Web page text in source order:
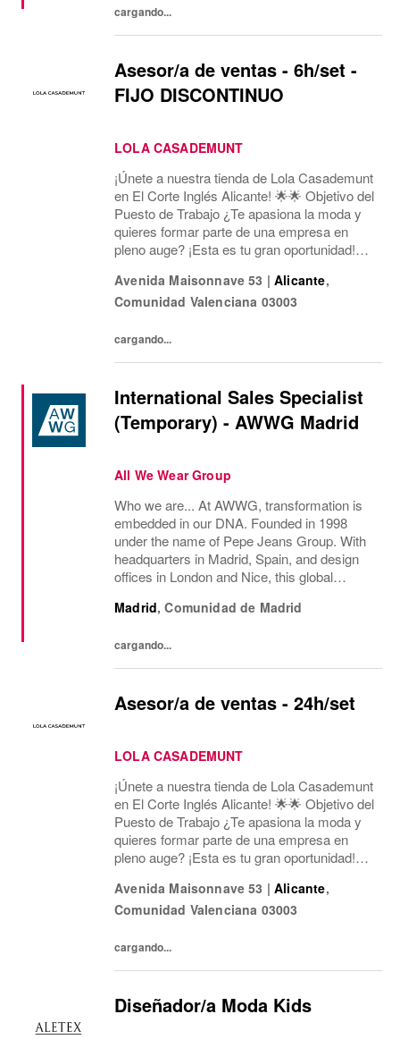
cargando...
Asesor/a de ventas - 6h/set -
FIJO DISCONTINUO
LOLA CASADEMUNT
¡Únete a nuestra tienda de Lola Casademunt
en El Corte Inglés Alicante! 🌟🌟 Objetivo del
Puesto de Trabajo ¿Te apasiona la moda y
quieres formar parte de una empresa en
pleno auge? ¡Esta es tu gran oportunidad!
para nuestra tienda en Av. Maisonnave, 53...
Avenida Maisonnave 53 | Alicante,
Comunidad Valenciana 03003
cargando...
International Sales Specialist
(Temporary) - AWWG Madrid
All We Wear Group
Who we are... At AWWG, transformation is
embedded in our DNA. Founded in 1998
under the name of Pepe Jeans Group. With
headquarters in Madrid, Spain, and design
offices in London and Nice, this global
Pepe Jeans London, Hackett, and
Madrid,Comunidad de Madrid
cargando...
Asesor/a de ventas - 24h/set
LOLA CASADEMUNT
¡Únete a nuestra tienda de Lola Casademunt
en El Corte Inglés Alicante! 🌟🌟 Objetivo del
Puesto de Trabajo ¿Te apasiona la moda y
quieres formar parte de una empresa en
pleno auge? ¡Esta es tu gran oportunidad!
para nuestra tienda en Av. Maisonnave, 53...
Avenida Maisonnave 53 | Alicante,
Comunidad Valenciana 03003
cargando...
Diseñador/a Moda Kids